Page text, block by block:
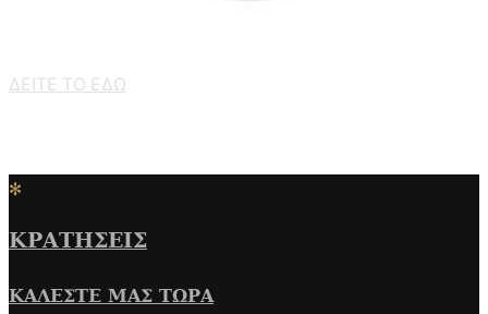
ΔΕΙΤΕ ΤΟ ΕΔΩ
✻
ΚΡΑΤΗΣΕΙΣ
ΚΑΛΕΣΤΕ ΜΑΣ ΤΩΡΑ